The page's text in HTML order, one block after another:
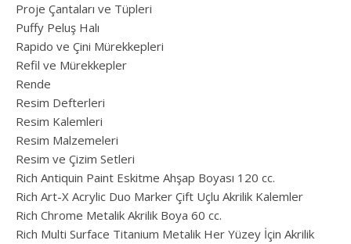
Proje Çantaları ve Tüpleri
Puffy Peluş Halı
Rapido ve Çini Mürekkepleri
Refil ve Mürekkepler
Rende
Resim Defterleri
Resim Kalemleri
Resim Malzemeleri
Resim ve Çizim Setleri
Rich Antiquin Paint Eskitme Ahşap Boyası 120 cc.
Rich Art-X Acrylic Duo Marker Çift Uçlu Akrilik Kalemler
Rich Chrome Metalik Akrilik Boya 60 cc.
Rich Multi Surface Titanium Metalik Her Yüzey İçin Akrilik